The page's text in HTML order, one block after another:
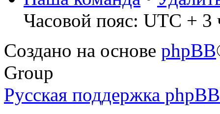
Часовой пояс: UTC + 3
Создано на основе phpBB
Group
Русская поддержка phpBB